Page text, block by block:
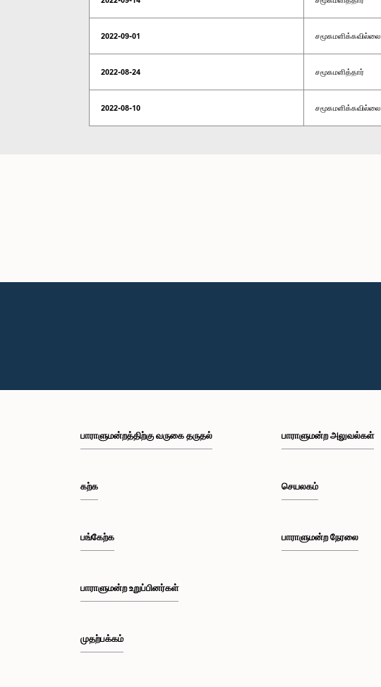
2022-09-01 சமூகமளிக்கவில்லை
2022-08-24 சமூகமளித்தார்
2022-08-10 சமூகமளிக்கவில்லை
பாராளுமன்றத்திற்கு வருகை தருதல்
கற்க
பங்கேற்க
பாராளுமன்ற உறுப்பினர்கள்
முதற்பக்கம்
பாராளுமன்ற அலுவல்கள்
செயலகம்
பாராளுமன்ற நேரலை